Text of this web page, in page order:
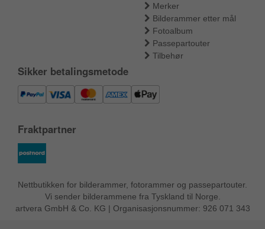
Merker
Bilderammer etter mål
Fotoalbum
Passepartouter
Tilbehør
Sikker betalingsmetode
Fraktpartner
Nettbutikken for bilderammer, fotorammer og passepartouter.
Vi sender bilderammene fra Tyskland til Norge.
artvera GmbH & Co. KG | Organisasjonsnummer: 926 071 343